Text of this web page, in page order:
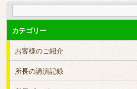
カテゴリー
お客様のご紹介
所長の講演記録